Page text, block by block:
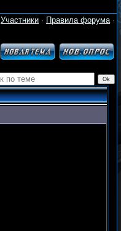
Участники · Правила форума·